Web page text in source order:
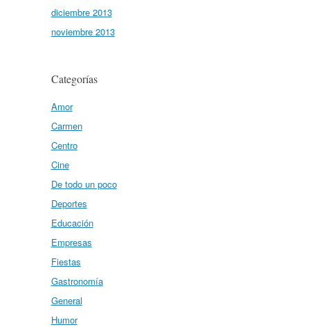
diciembre 2013
noviembre 2013
Categorías
Amor
Carmen
Centro
Cine
De todo un poco
Deportes
Educación
Empresas
Fiestas
Gastronomía
General
Humor